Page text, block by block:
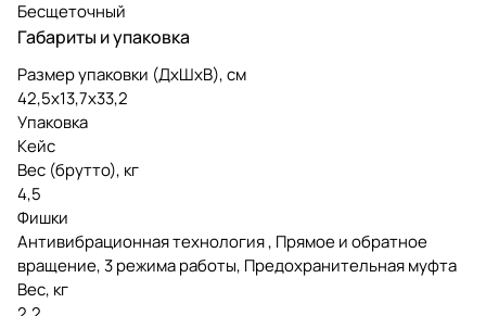
Бесщеточный
Габариты и упаковка
Размер упаковки (ДxШxВ), см
42,5x13,7x33,2
Упаковка
Кейс
Вес (брутто), кг
4,5
Фишки
Антивибрационная технология , Прямое и обратное
вращение, 3 режима работы, Предохранительная муфта
Вес, кг